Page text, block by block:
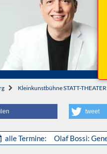
Kleinkunstbühne STATT-THEATER
tweet
alle Termine: Olaf Bossi: